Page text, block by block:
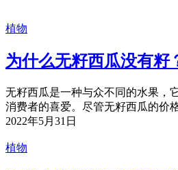
植物
为什么无籽西瓜没有籽
无籽西瓜是一种与众不同的水果，
消费者的喜爱。尽管无籽西瓜的价
2022年5月31日
植物